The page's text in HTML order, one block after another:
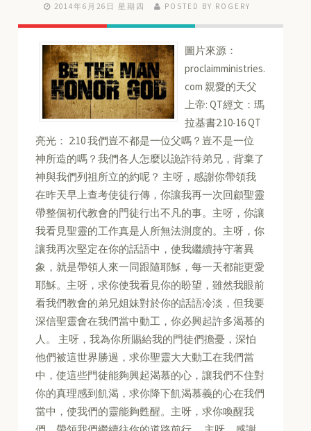
2014年6月26日 星期四 POSTED BY ROGERY
圖片來源：
proclaimministries.
com 親愛的天父
上帝: QT經文：瑪
拉基書2:10-16 QT
亮光： 2:10 我們豈不都是一位父嗎？豈不是一位
神所造的嗎？我們各人怎麼以詭詐待弟兄，背棄了
神與我們列祖所立的約呢？ 主呀，感謝你帶領我
在昨天早上查考使徒行傳，你讓我再一次回顧聖靈
帶整個初代教會的門徒行出不凡的事。主呀，你讓
我看見聖靈的工作真是人所無法測度的。主呀，你
讓我再次堅定在你的話語中，使我繼續持守著異
象，就是帶領人來一同跟隨耶穌，每一天都能更愛
耶穌。主呀，求你使我看見你的盼望，雖然我眼前
看我們教會的弟兄姐妹對於你的話語冷淡，但我要
深信聖靈會在我們當中動工，你必興起許多渴慕的
人。 主呀，我為你所賜給我的門徒們擔憂，深怕
他們被這世界勝過，求你聖靈大大動工在我們當
中，使這些門徒能夠興起渴慕的心，讓我們不住對
你的真理感到飢渴，求你降下飢渴慕義的心在我們
當中，使我們的靈能夠甦醒。主呀，求你喚醒我